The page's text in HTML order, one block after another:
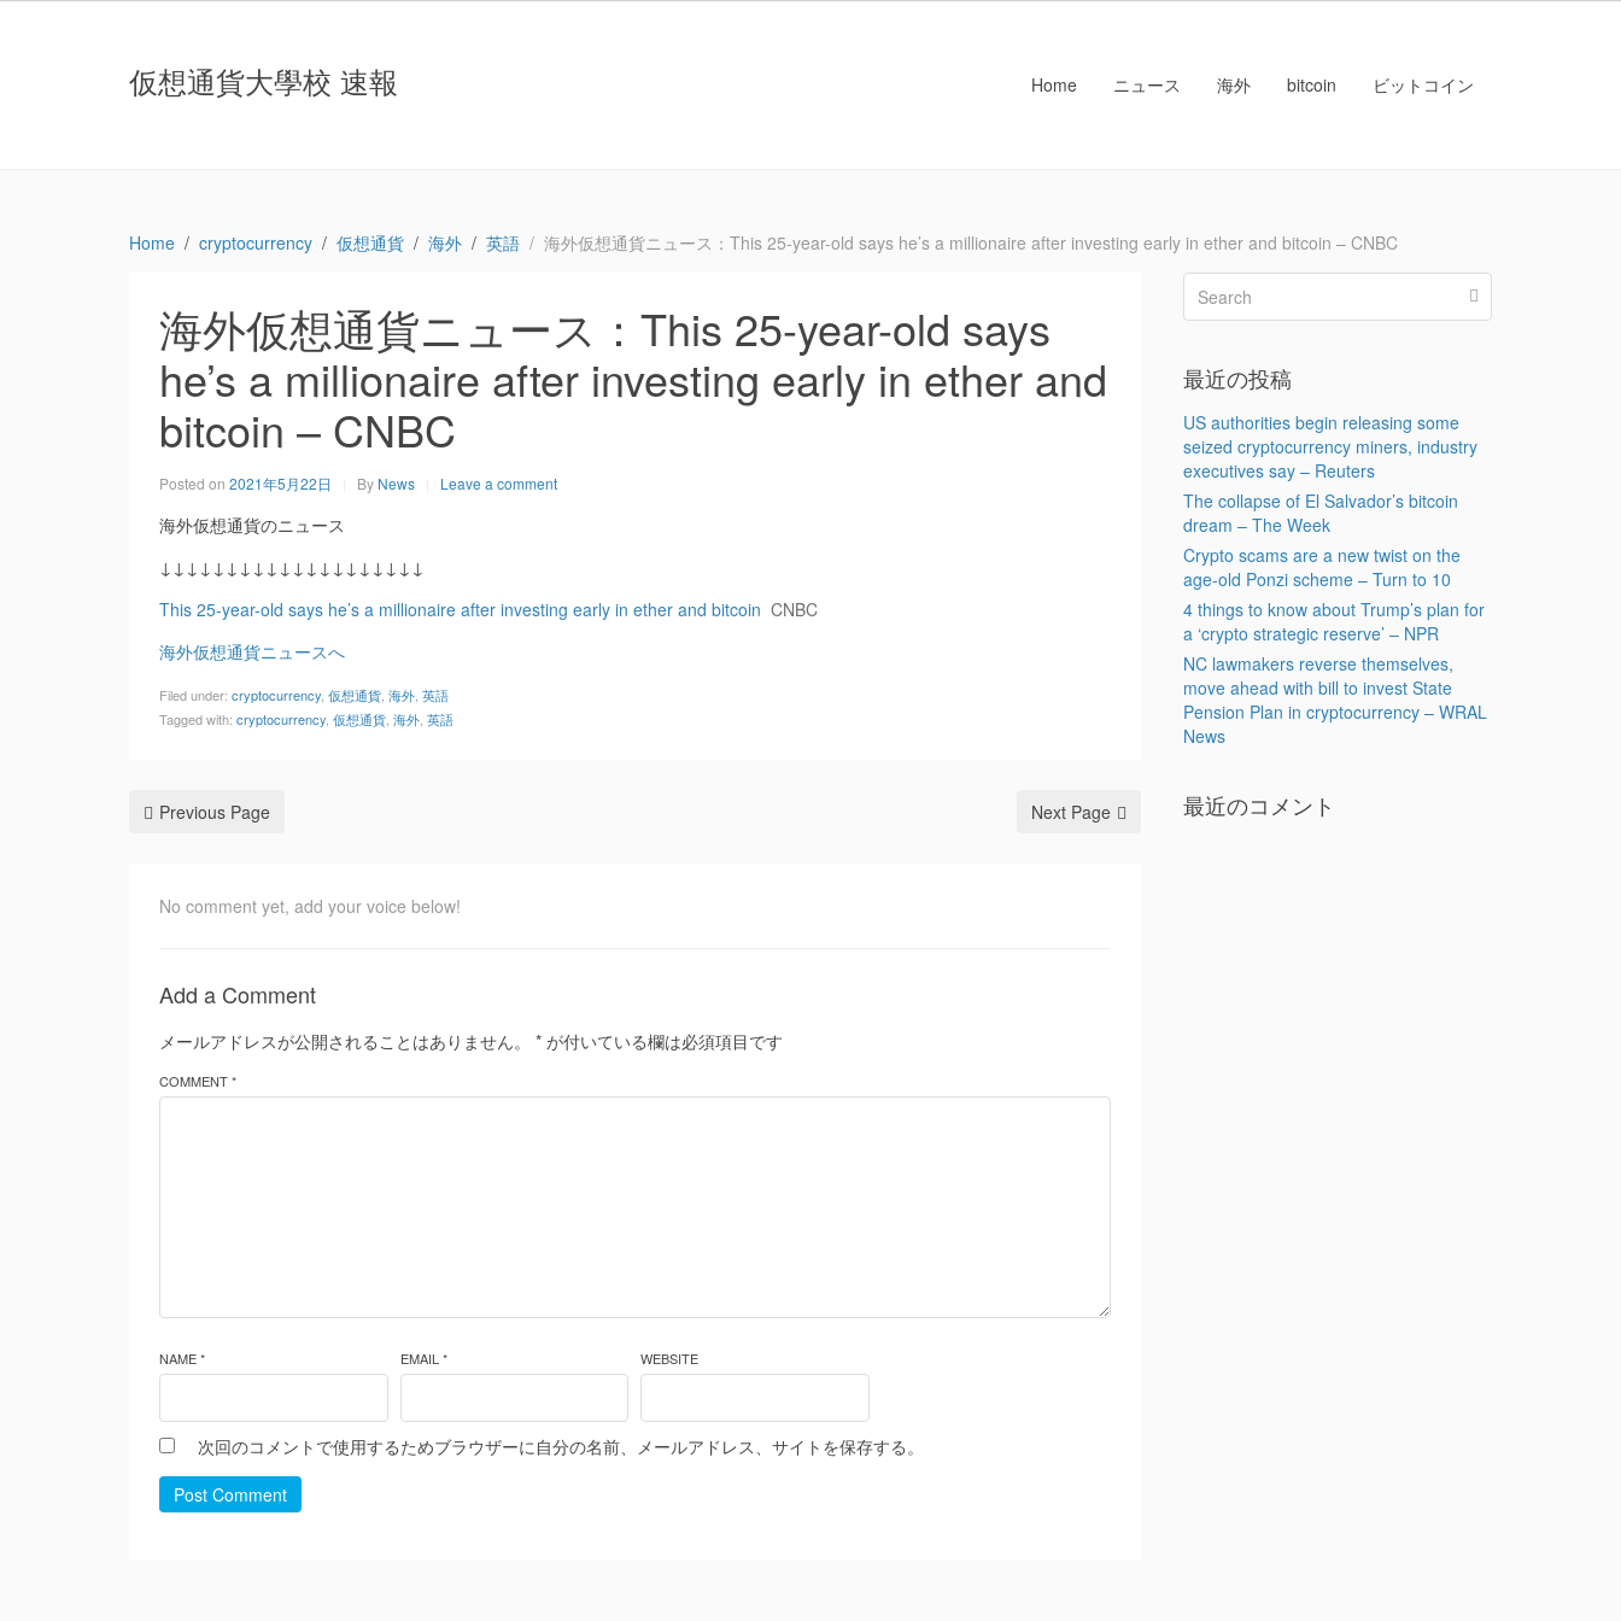
仮想通貨大學校 速報 Home ニュース 海外 bitcoin ビットコイン
Home cryptocurrency 仮想通貨 海外 英語 海外仮想通貨ニュース：This 25-year-old says he’s a millionaire after investing early in ether and bitcoin – CNBC
海外仮想通貨ニュース：This 25-year-old says
he’s a millionaire after investing early in ether and
bitcoin – CNBC
Posted on 2021年5月22日 By News Leave a comment
海外仮想通貨のニュース
↓↓↓↓↓↓↓↓↓↓↓↓↓↓↓↓↓↓↓↓
This 25-year-old says he’s a millionaire after investing early in ether and bitcoin CNBC
海外仮想通貨ニュースへ
Filed under: cryptocurrency 仮想通貨 海外 英語
Tagged with: cryptocurrency 仮想通貨 海外 英語
Previous Page Next Page
No comment yet, add your voice below!
Add a Comment
メールアドレスが公開されることはありません。 * が付いている欄は必須項目です
COMMENT *
NAME * EMAIL * WEBSITE
次回のコメントで使用するためブラウザーに自分の名前、メールアドレス、サイトを保存する。
Post Comment
最近の投稿
US authorities begin releasing some
seized cryptocurrency miners, industry
executives say – Reuters
The collapse of El Salvador’s bitcoin
dream – The Week
Crypto scams are a new twist on the
age-old Ponzi scheme – Turn to 10
4 things to know about Trump’s plan for
a ‘crypto strategic reserve’ – NPR
NC lawmakers reverse themselves,
move ahead with bill to invest State
Pension Plan in cryptocurrency – WRAL
News
最近のコメント